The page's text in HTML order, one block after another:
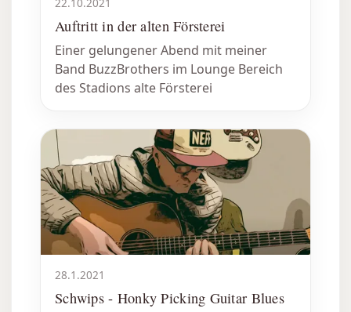
Auftritt in der alten Försterei
Einer gelungener Abend mit meiner
Band BuzzBrothers im Lounge Bereich
des Stadions alte Försterei
28.1.2021
Schwips - Honky Picking Guitar Blues